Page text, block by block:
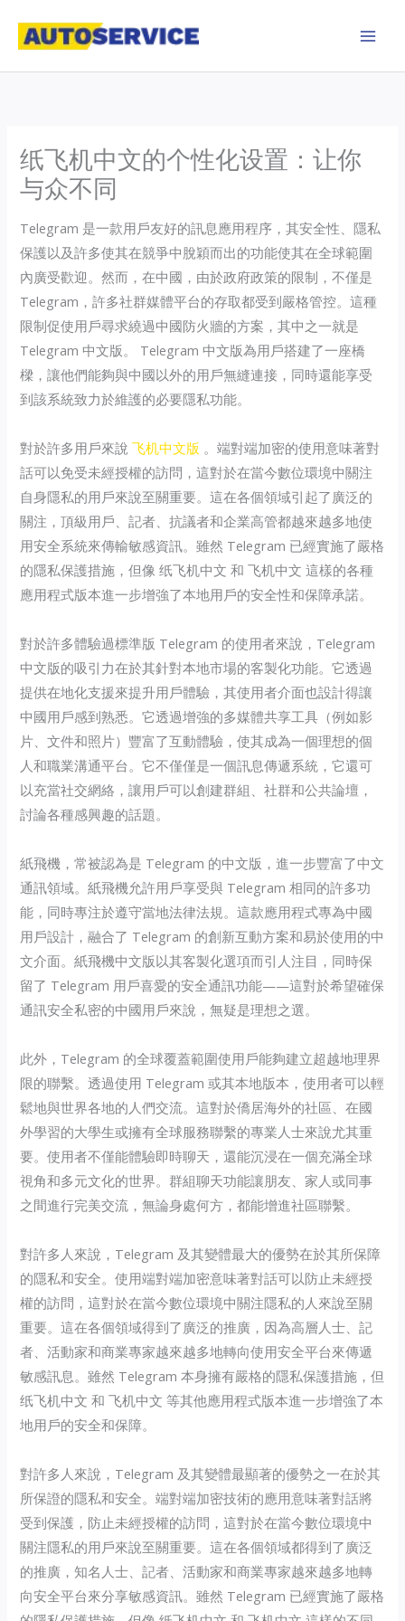
纸飞机中文的个性化设置：让你
与众不同
Telegram 是一款用戶友好的訊息應用程序，其安全性、隱私
保護以及許多使其在競爭中脫穎而出的功能使其在全球範圍
內廣受歡迎。然而，在中國，由於政府政策的限制，不僅是
Telegram，許多社群媒體平台的存取都受到嚴格管控。這種
限制促使用戶尋求繞過中國防火牆的方案，其中之一就是
Telegram 中文版。 Telegram 中文版為用戶搭建了一座橋
樑，讓他們能夠與中國以外的用戶無縫連接，同時還能享受
到該系統致力於維護的必要隱私功能。
對於許多用戶來說飞机中文版 。端對端加密的使用意味著對
話可以免受未經授權的訪問，這對於在當今數位環境中關注
自身隱私的用戶來說至關重要。這在各個領域引起了廣泛的
關注，頂級用戶、記者、抗議者和企業高管都越來越多地使
用安全系統來傳輸敏感資訊。雖然 Telegram 已經實施了嚴格
的隱私保護措施，但像 纸飞机中文 和 飞机中文 這樣的各種
應用程式版本進一步增強了本地用戶的安全性和保障承諾。
對於許多體驗過標準版 Telegram 的使用者來說，Telegram
中文版的吸引力在於其針對本地市場的客製化功能。它透過
提供在地化支援來提升用戶體驗，其使用者介面也設計得讓
中國用戶感到熟悉。它透過增強的多媒體共享工具（例如影
片、文件和照片）豐富了互動體驗，使其成為一個理想的個
人和職業溝通平台。它不僅僅是一個訊息傳遞系統，它還可
以充當社交網絡，讓用戶可以創建群組、社群和公共論壇，
討論各種感興趣的話題。
紙飛機，常被認為是 Telegram 的中文版，進一步豐富了中文
通訊領域。紙飛機允許用戶享受與 Telegram 相同的許多功
能，同時專注於遵守當地法律法規。這款應用程式專為中國
用戶設計，融合了 Telegram 的創新互動方案和易於使用的中
文介面。紙飛機中文版以其客製化選項而引人注目，同時保
留了 Telegram 用戶喜愛的安全通訊功能——這對於希望確保
通訊安全私密的中國用戶來說，無疑是理想之選。
此外，Telegram 的全球覆蓋範圍使用戶能夠建立超越地理界
限的聯繫。透過使用 Telegram 或其本地版本，使用者可以輕
鬆地與世界各地的人們交流。這對於僑居海外的社區、在國
外學習的大學生或擁有全球服務聯繫的專業人士來說尤其重
要。使用者不僅能體驗即時聊天，還能沉浸在一個充滿全球
視角和多元文化的世界。群組聊天功能讓朋友、家人或同事
之間進行完美交流，無論身處何方，都能增進社區聯繫。
對許多人來說，Telegram 及其變體最大的優勢在於其所保障
的隱私和安全。使用端對端加密意味著對話可以防止未經授
權的訪問，這對於在當今數位環境中關注隱私的人來說至關
重要。這在各個領域得到了廣泛的推廣，因為高層人士、記
者、活動家和商業專家越來越多地轉向使用安全平台來傳遞
敏感訊息。雖然 Telegram 本身擁有嚴格的隱私保護措施，但
纸飞机中文 和 飞机中文 等其他應用程式版本進一步增強了本
地用戶的安全和保障。
對許多人來說，Telegram 及其變體最顯著的優勢之一在於其
所保證的隱私和安全。端對端加密技術的應用意味著對話將
受到保護，防止未經授權的訪問，這對於在當今數位環境中
關注隱私的用戶來說至關重要。這在各個領域都得到了廣泛
的推廣，知名人士、記者、活動家和商業專家越來越多地轉
向安全平台來分享敏感資訊。雖然 Telegram 已經實施了嚴格